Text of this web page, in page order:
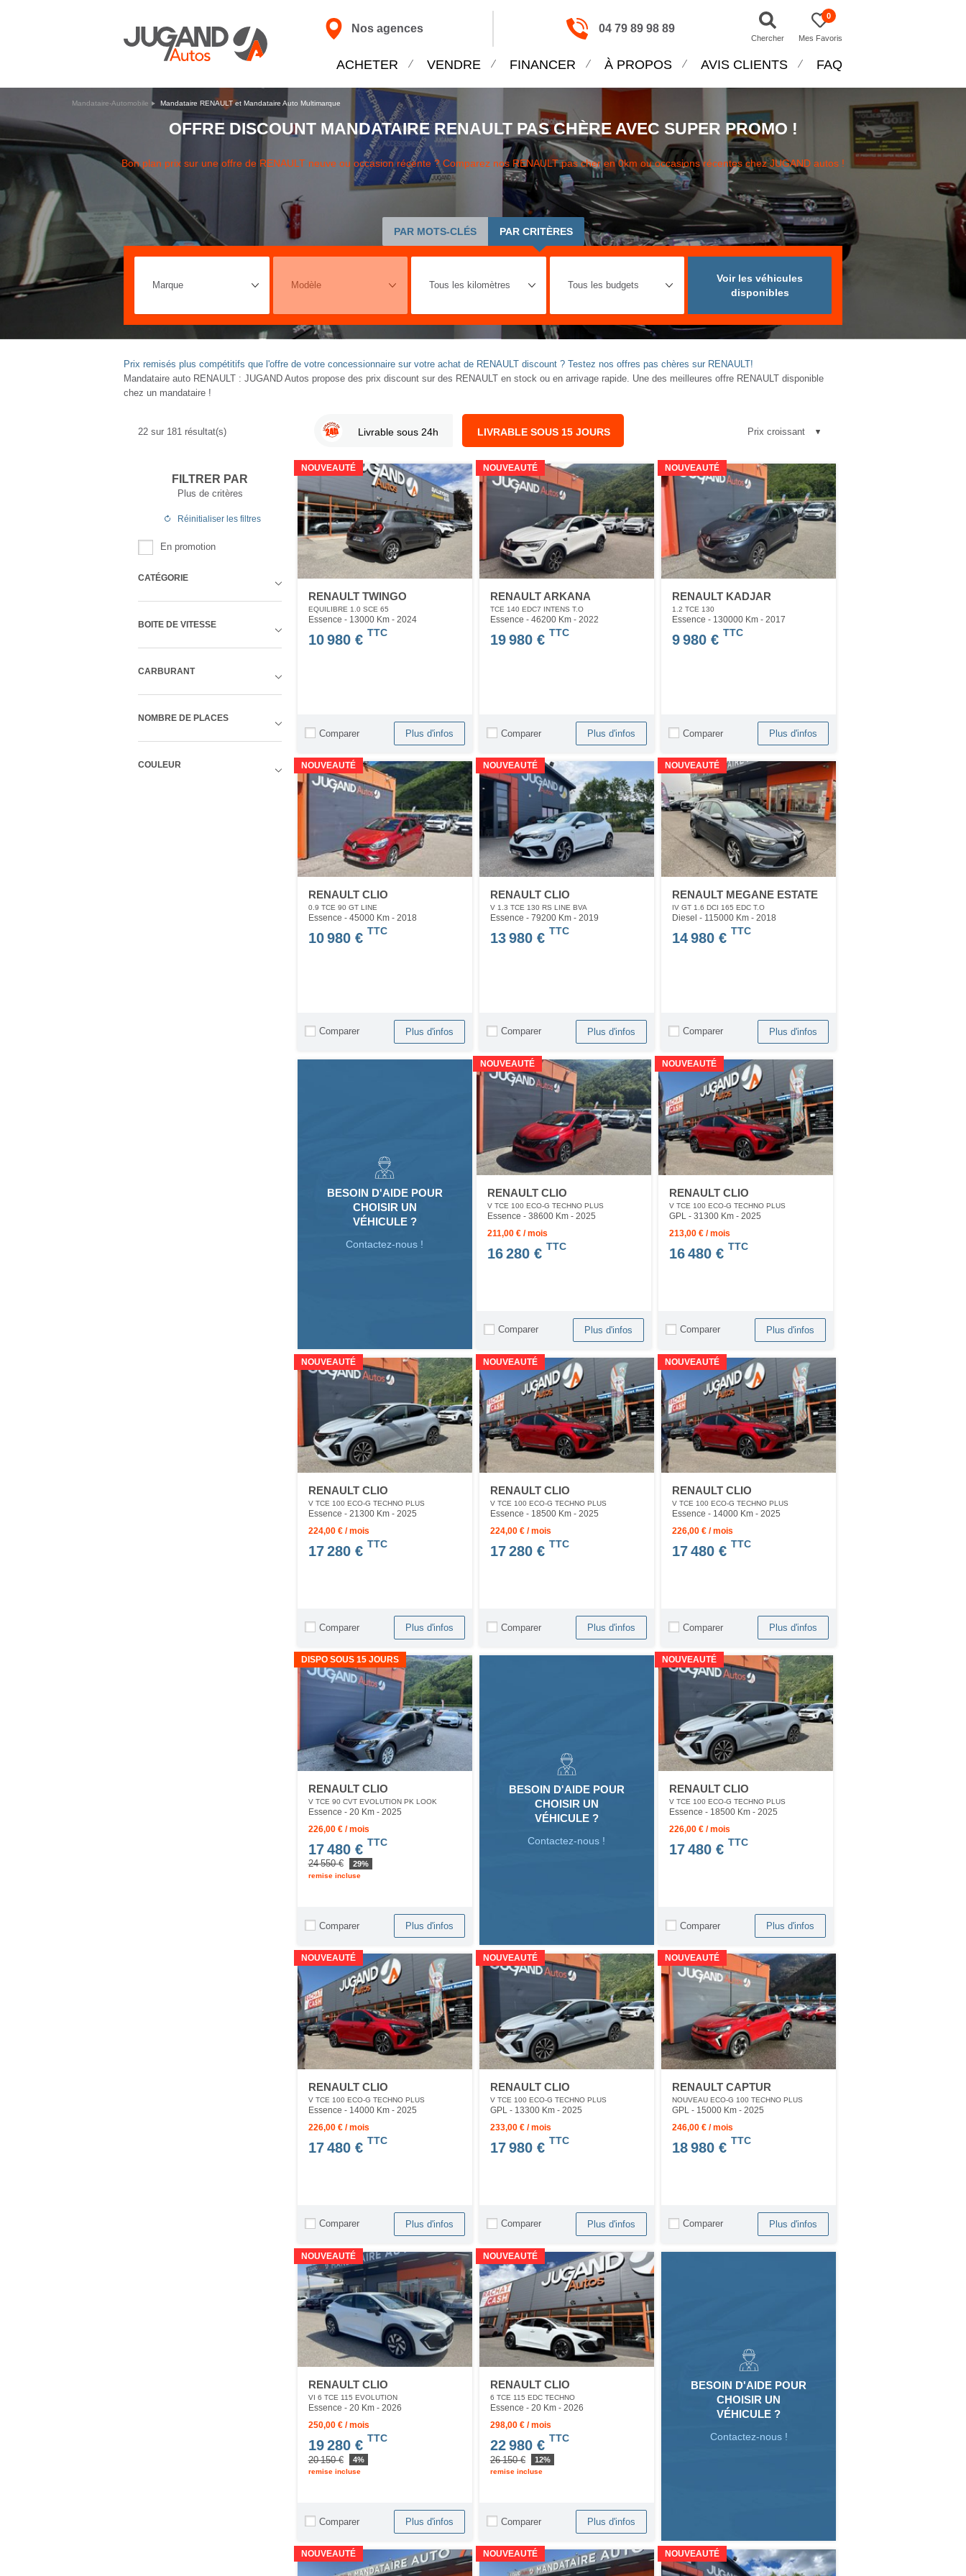
Nos agences 04 79 89 98 89
Chercher
0
Mes Favoris
ACHETER VENDRE FINANCER À PROPOS AVIS CLIENTS FAQ
Mandataire-Automobile Mandataire RENAULT et Mandataire Auto Multimarque
OFFRE DISCOUNT MANDATAIRE RENAULT PAS CHÈRE AVEC SUPER PROMO !
Bon plan prix sur une offre de RENAULT neuve ou occasion récente ? Comparez nos RENAULT pas cher en 0km ou occasions récentes chez JUGAND autos !
PAR MOTS-CLÉS PAR CRITÈRES
Voir les véhicules
disponibles
Prix remisés plus compétitifs que l'offre de votre concessionnaire sur votre achat de RENAULT discount ? Testez nos offres pas chères sur RENAULT!
Mandataire auto RENAULT : JUGAND Autos propose des prix discount sur des RENAULT en stock ou en arrivage rapide. Une des meilleures offre RENAULT disponible
chez un mandataire !
22 sur 181 résultat(s) Livrable sous 24h LIVRABLE SOUS 15 JOURS
FILTRER PAR
Plus de critères
Réinitialiser les filtres
En promotion
CATÉGORIE
BOITE DE VITESSE
CARBURANT
NOMBRE DE PLACES
COULEUR
NOUVEAUTÉ
RENAULT TWINGO
EQUILIBRE 1.0 SCE 65
Essence - 13000 Km - 2024
10 980 € TTC
Comparer Plus d'infos
NOUVEAUTÉ
RENAULT ARKANA
TCE 140 EDC7 INTENS T.O
Essence - 46200 Km - 2022
19 980 € TTC
Comparer Plus d'infos
NOUVEAUTÉ
RENAULT KADJAR
1.2 TCE 130
Essence - 130000 Km- 2017
9 980 € TTC
Comparer Plus d'infos
NOUVEAUTÉ
RENAULT CLIO
0.9 TCE 90 GT LINE
Essence - 45000 Km - 2018
10 980 € TTC
Comparer Plus d'infos
NOUVEAUTÉ
RENAULT CLIO
V 1.3 TCE 130 RS LINE BVA
Essence - 79200 Km - 2019
13 980 € TTC
Comparer Plus d'infos
NOUVEAUTÉ
RENAULT MEGANE ESTATE
IV GT 1.6 DCI 165 EDC T.O
Diesel - 115000 Km- 2018
14 980 € TTC
Comparer Plus d'infos
BESOIN D'AIDE POUR
CHOISIR UN
VÉHICULE ?
Contactez-nous !
NOUVEAUTÉ
RENAULT CLIO
V TCE 100 ECO-G TECHNO PLUS
Essence - 38600 Km - 2025
211,00 € / mois
16 280 € TTC
Comparer Plus d'infos
NOUVEAUTÉ
RENAULT CLIO
V TCE 100 ECO-G TECHNO PLUS
GPL - 31300 Km- 2025
213,00 € / mois
16 480 € TTC
Comparer Plus d'infos
NOUVEAUTÉ
RENAULT CLIO
V TCE 100 ECO-G TECHNO PLUS
Essence - 21300 Km - 2025
224,00 € / mois
17 280 € TTC
Comparer Plus d'infos
NOUVEAUTÉ
RENAULT CLIO
V TCE 100 ECO-G TECHNO PLUS
Essence - 18500 Km - 2025
224,00 € / mois
17 280 € TTC
Comparer Plus d'infos
NOUVEAUTÉ
RENAULT CLIO
V TCE 100 ECO-G TECHNO PLUS
Essence - 14000 Km- 2025
226,00 € / mois
17 480 € TTC
Comparer Plus d'infos
DISPO SOUS 15 JOURS
RENAULT CLIO
V TCE 90 CVT EVOLUTION PK LOOK
Essence - 20 Km - 2025
226,00 € / mois
17 480 € TTC
24 550 € 29%
remise incluse
Comparer Plus d'infos
BESOIN D'AIDE POUR
CHOISIR UN
VÉHICULE ?
Contactez-nous !
NOUVEAUTÉ
RENAULT CLIO
V TCE 100 ECO-G TECHNO PLUS
Essence - 18500 Km- 2025
226,00 € / mois
17 480 € TTC
Comparer Plus d'infos
NOUVEAUTÉ
RENAULT CLIO
V TCE 100 ECO-G TECHNO PLUS
Essence - 14000 Km - 2025
226,00 € / mois
17 480 € TTC
Comparer Plus d'infos
NOUVEAUTÉ
RENAULT CLIO
V TCE 100 ECO-G TECHNO PLUS
GPL - 13300 Km - 2025
233,00 € / mois
17 980 € TTC
Comparer Plus d'infos
NOUVEAUTÉ
RENAULT CAPTUR
NOUVEAU ECO-G 100 TECHNO PLUS
GPL - 15000 Km- 2025
246,00 € / mois
18 980 € TTC
Comparer Plus d'infos
NOUVEAUTÉ
RENAULT CLIO
VI 6 TCE 115 EVOLUTION
Essence - 20 Km - 2026
250,00 € / mois
19 280 € TTC
20 150 € 4%
remise incluse
Comparer Plus d'infos
NOUVEAUTÉ
RENAULT CLIO
6 TCE 115 EDC TECHNO
Essence - 20 Km - 2026
298,00 € / mois
22 980 € TTC
26 150 € 12%
remise incluse
Comparer Plus d'infos
BESOIN D'AIDE POUR
CHOISIR UN
VÉHICULE ?
Contactez-nous !
NOUVEAUTÉ NOUVEAUTÉ NOUVEAUTÉ